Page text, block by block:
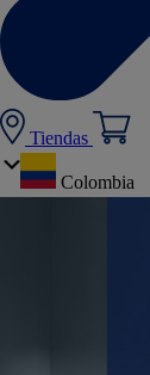
Tiendas
Colombia